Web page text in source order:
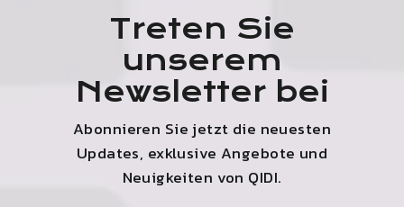
Treten Sie
unserem
Newsletter bei
Abonnieren Sie jetzt die neuesten
Updates, exklusive Angebote und
Neuigkeiten von QIDI.